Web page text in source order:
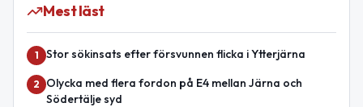
Mest läst
1 Stor sökinsats efter försvunnen flicka i Ytterjärna
2
Olycka med flera fordon på E4 mellan Järna och
Södertälje syd